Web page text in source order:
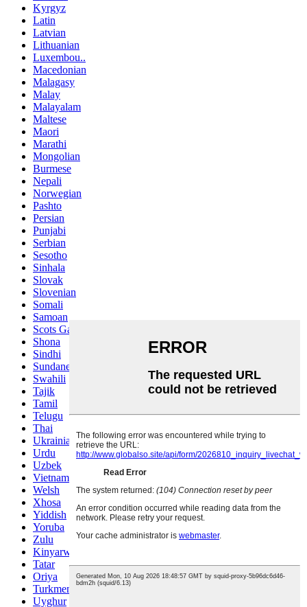
Kyrgyz
Latin
Latvian
Lithuanian
Luxembou..
Macedonian
Malagasy
Malay
Malayalam
Maltese
Maori
Marathi
Mongolian
Burmese
Nepali
Norwegian
Pashto
Persian
Punjabi
Serbian
Sesotho
Sinhala
Slovak
Slovenian
Somali
Samoan
Scots Gaelic
Shona
Sindhi
Sundanese
Swahili
Tajik
Tamil
Telugu
Thai
Ukrainian
Urdu
Uzbek
Vietnamese
Welsh
Xhosa
Yiddish
Yoruba
Zulu
Kinyarwanda
Tatar
Oriya
Turkmen
Uyghur